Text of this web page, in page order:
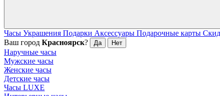
Часы Украшения Подарки Аксессуары Подарочные карты
Ваш город Красноярск? Да Нет
Наручные часы
Мужские часы
Женские часы
Детские часы
Часы LUXE